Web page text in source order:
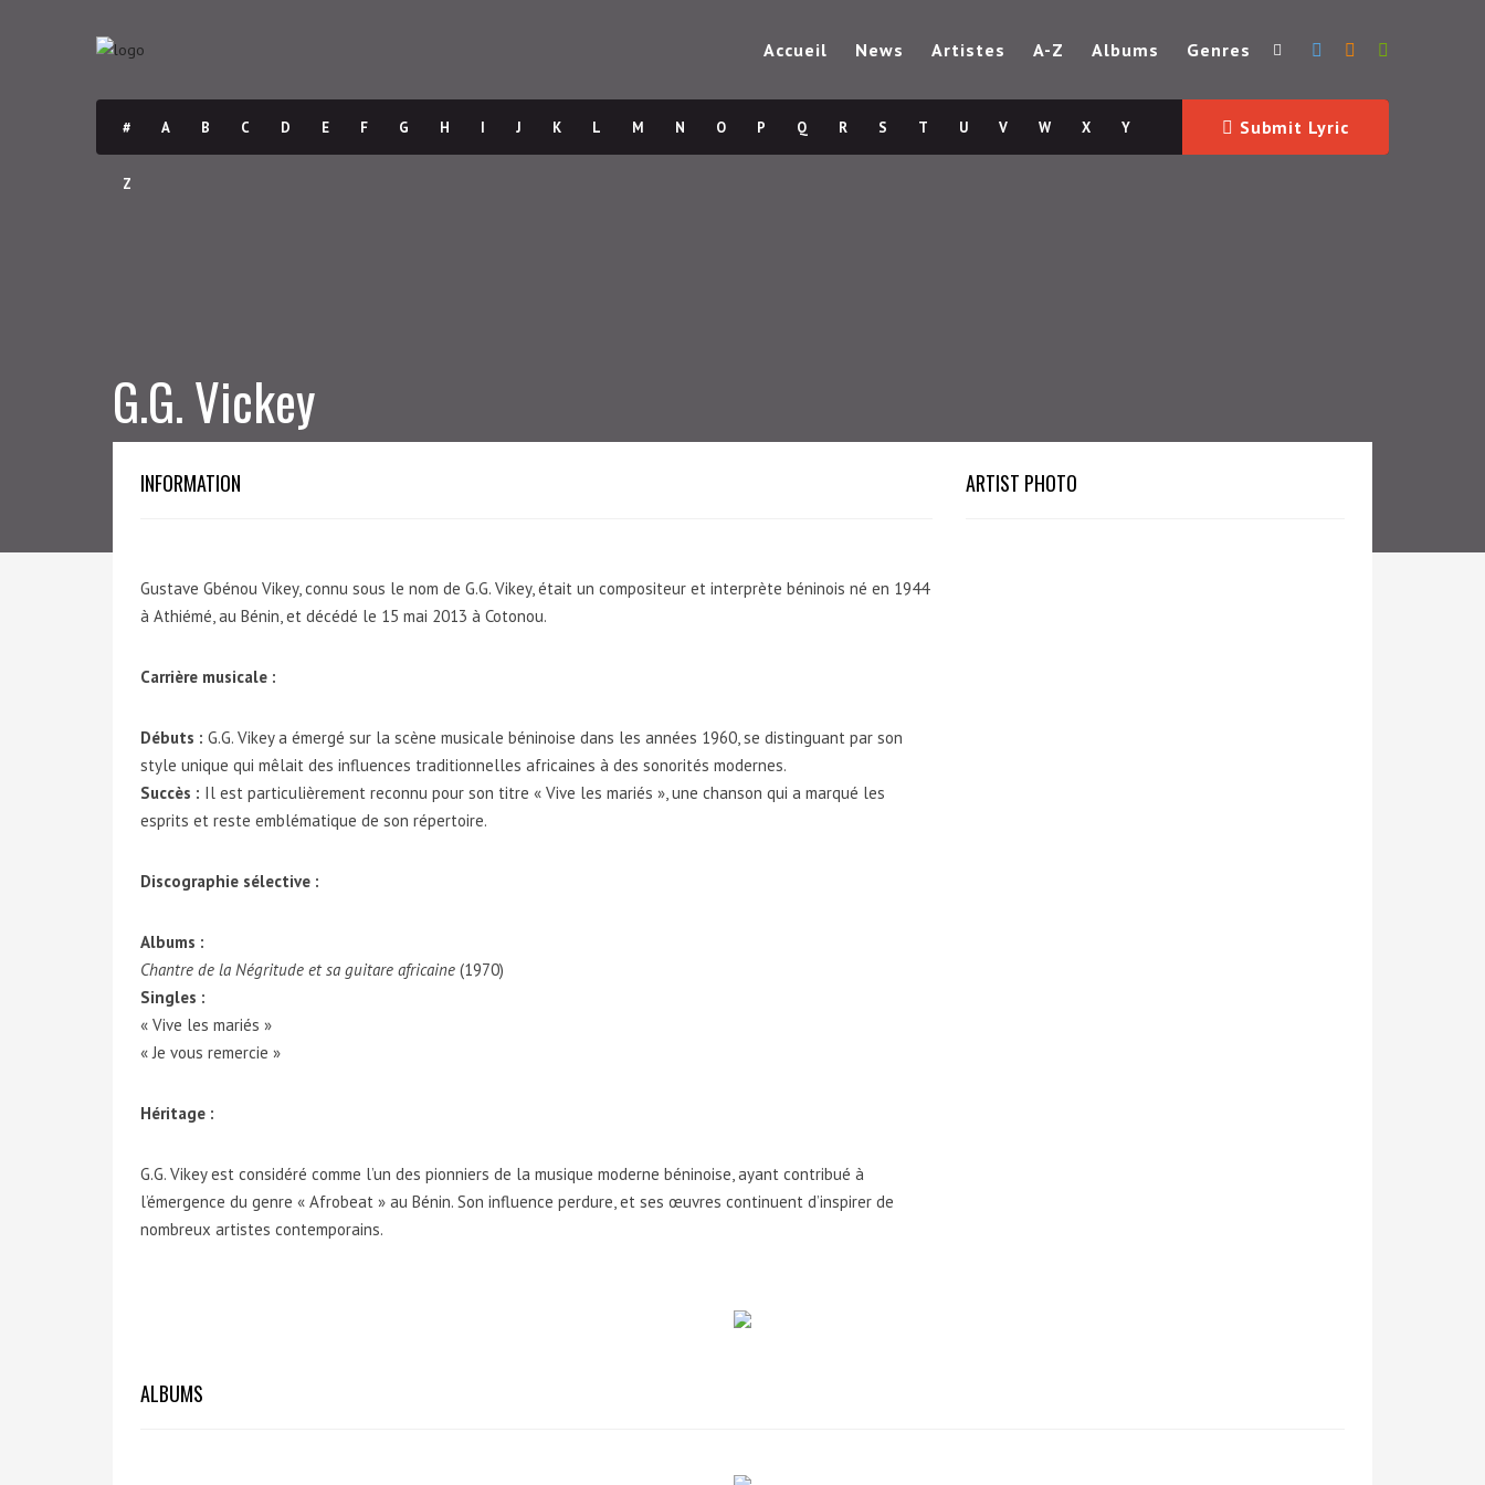
Accueil News Artistes A-Z Albums Genres
# A B C D E F G H I J K L M N O P Q R S T U V W X Y
Z
Submit Lyric
G.G. Vickey
INFORMATION
Gustave Gbénou Vikey, connu sous le nom de G.G. Vikey, était un compositeur et interprète béninois né en 1944
à Athiémé, au Bénin, et décédé le 15 mai 2013 à Cotonou.
Carrière musicale :
Débuts : G.G. Vikey a émergé sur la scène musicale béninoise dans les années 1960, se distinguant par son
style unique qui mêlait des influences traditionnelles africaines à des sonorités modernes.
Succès : Il est particulièrement reconnu pour son titre « Vive les mariés », une chanson qui a marqué les
esprits et reste emblématique de son répertoire.
Discographie sélective :
Albums :
Chantre de la Négritude et sa guitare africaine (1970)
Singles :
« Vive les mariés »
« Je vous remercie »
Héritage :
G.G. Vikey est considéré comme l’un des pionniers de la musique moderne béninoise, ayant contribué à
l’émergence du genre « Afrobeat » au Bénin. Son influence perdure, et ses œuvres continuent d’inspirer de
nombreux artistes contemporains.
ARTIST PHOTO
ALBUMS